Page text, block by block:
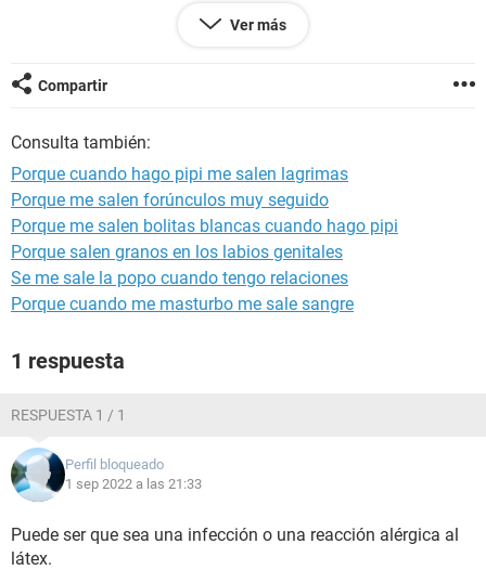
estoy muy asustada por favor una ayuda
Ver más
Compartir
Consulta también:
Porque cuando hago pipi me salen lagrimas
Porque me salen forúnculos muy seguido
Porque me salen bolitas blancas cuando hago pipi
Porque salen granos en los labios genitales
Se me sale la popo cuando tengo relaciones
Porque cuando me masturbo me sale sangre
1 respuesta
RESPUESTA 1 / 1
Perfil bloqueado
1 sep 2022 a las 21:33
Puede ser que sea una infección o una reacción alérgica al
látex.